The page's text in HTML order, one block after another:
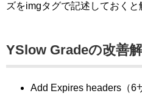
ズをimgタグで記述しておくと
YSlow Gradeの改善
Add Expires headers（6